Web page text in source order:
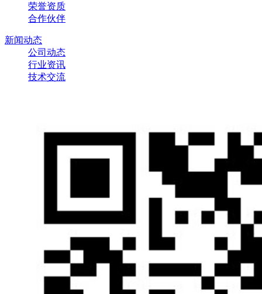
荣誉资质
合作伙伴
新闻动态
公司动态
行业资讯
技术交流